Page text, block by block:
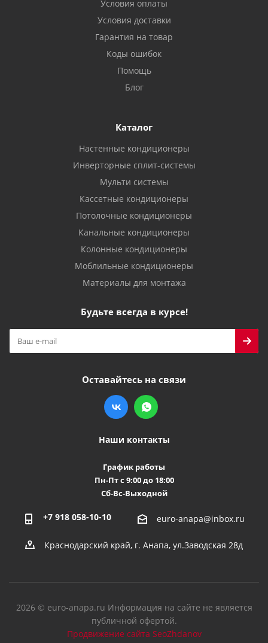
Условия оплаты
Условия доставки
Гарантия на товар
Коды ошибок
Помощь
Блог
Каталог
Настенные кондиционеры
Инверторные сплит-системы
Мульти системы
Кассетные кондиционеры
Потолочные кондиционеры
Канальные кондиционеры
Колонные кондиционеры
Моблильные кондиционеры
Материалы для монтажа
Будьте всегда в курсе!
Оставайтесь на связи
Наши контакты
График работы
Пн-Пт с 9:00 до 18:00
Сб-Вс-Выходной
+7 918 058-10-10 euro-anapa@inbox.ru
Краснодарский край, г. Анапа, ул.Заводская 28д
2026 © euro-anapa.ru Информация на сайте не является
публичной офертой.
Продвижение сайта SeoZhdanov